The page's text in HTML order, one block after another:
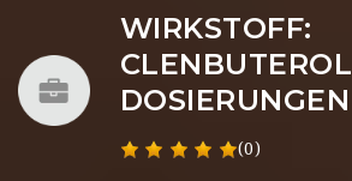
WIRKSTOFF:
CLENBUTEROL
DOSIERUNGEN
(0)